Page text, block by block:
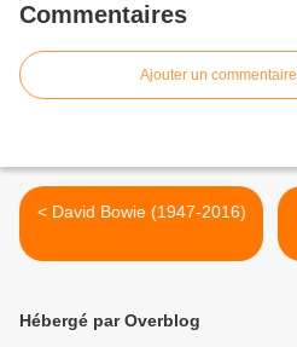
Commentaires
Ajouter un commentaire
< David Bowie (1947-2016)
Hébergé par Overblog